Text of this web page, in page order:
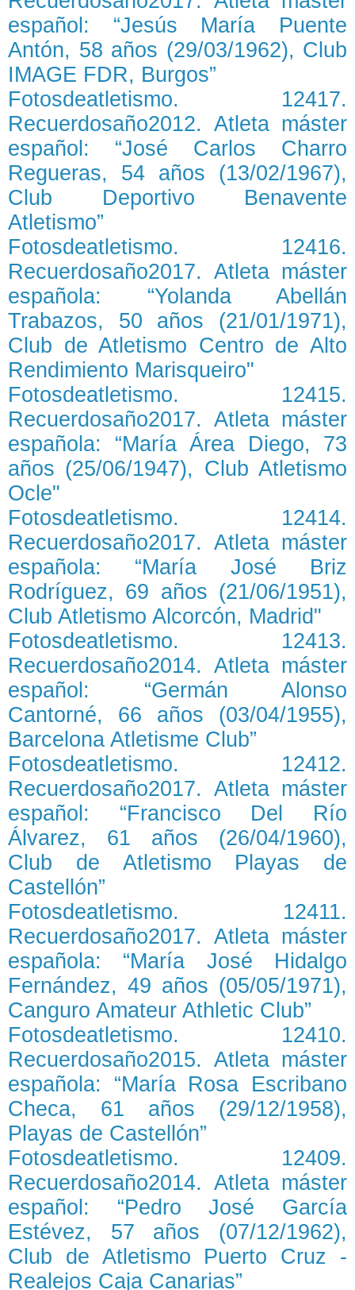
español: “Jesús María Puente
Antón, 58 años (29/03/1962), Club
IMAGE FDR, Burgos”
Fotosdeatletismo. 12417.
Recuerdosaño2012. Atleta máster
español: “José Carlos Charro
Regueras, 54 años (13/02/1967),
Club Deportivo Benavente
Atletismo”
Fotosdeatletismo. 12416.
Recuerdosaño2017. Atleta máster
española: “Yolanda Abellán
Trabazos, 50 años (21/01/1971),
Club de Atletismo Centro de Alto
Rendimiento Marisqueiro"
Fotosdeatletismo. 12415.
Recuerdosaño2017. Atleta máster
española: “María Área Diego, 73
años (25/06/1947), Club Atletismo
Ocle"
Fotosdeatletismo. 12414.
Recuerdosaño2017. Atleta máster
española: “María José Briz
Rodríguez, 69 años (21/06/1951),
Club Atletismo Alcorcón, Madrid"
Fotosdeatletismo. 12413.
Recuerdosaño2014. Atleta máster
español: “Germán Alonso
Cantorné, 66 años (03/04/1955),
Barcelona Atletisme Club”
Fotosdeatletismo. 12412.
Recuerdosaño2017. Atleta máster
español: “Francisco Del Río
Álvarez, 61 años (26/04/1960),
Club de Atletismo Playas de
Castellón”
Fotosdeatletismo. 12411.
Recuerdosaño2017. Atleta máster
española: “María José Hidalgo
Fernández, 49 años (05/05/1971),
Canguro Amateur Athletic Club”
Fotosdeatletismo. 12410.
Recuerdosaño2015. Atleta máster
española: “María Rosa Escribano
Checa, 61 años (29/12/1958),
Playas de Castellón”
Fotosdeatletismo. 12409.
Recuerdosaño2014. Atleta máster
español: “Pedro José García
Estévez, 57 años (07/12/1962),
Club de Atletismo Puerto Cruz -
Realejos Caja Canarias”